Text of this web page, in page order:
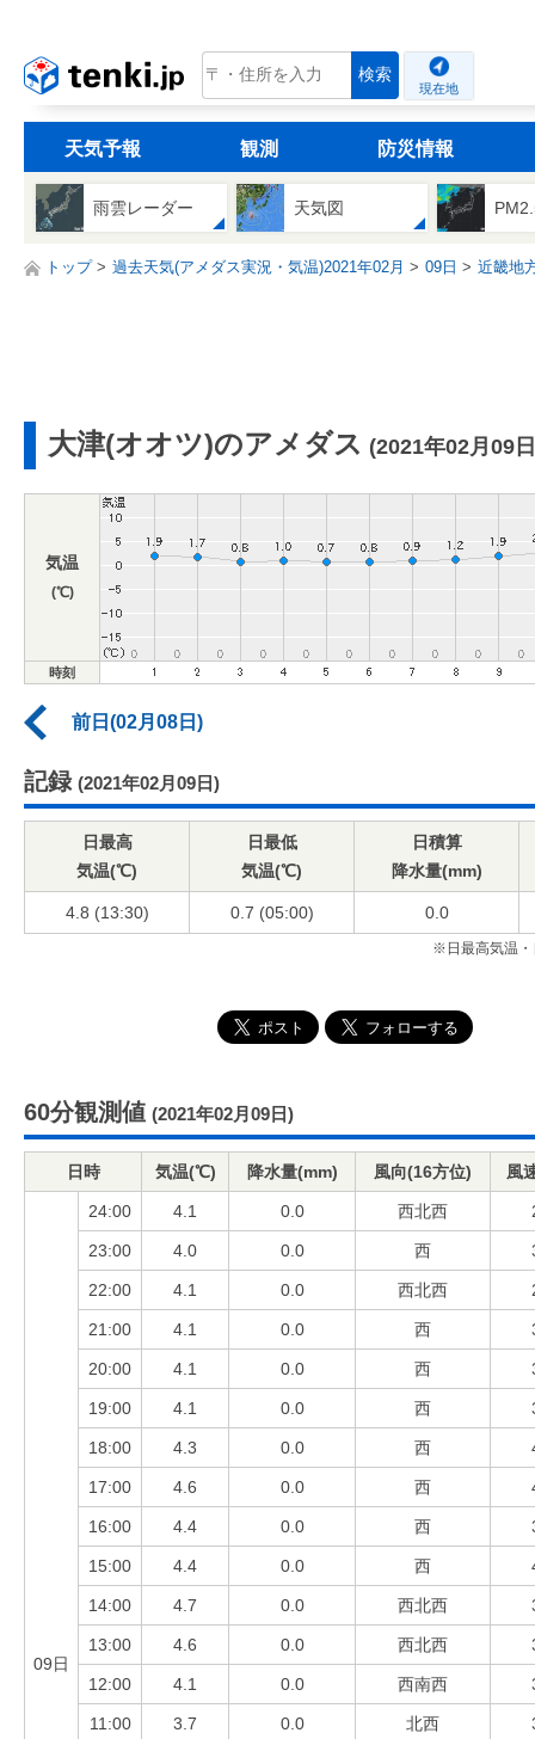
tenki.jp 検索
現在地
天気予報 観測 防災情報
雨雲レーダー 天気図
トップ 過去天気(アメダス実況・気温)2021年02月 09日 近畿地
大津(オオツ)のアメダス (2021年02月09
気温
(℃)
時刻
前日(02月08日)
記録 (2021年02月09日)
日最高
気温(℃)
日最低
気温(℃)
日積算
降水量(mm)
4.8 (13:30) 0.7 (05:00) 0.0
※日最高気温・
60分観測値 (2021年02月09日)
日時 気温(℃) 降水量(mm) 風向(16方位) 風
09日
24:00 4.1 0.0 西北西
23:00 4.0 0.0 西
22:00 4.1 0.0 西北西
21:00 4.1 0.0 西
20:00 4.1 0.0 西
19:00 4.1 0.0 西
18:00 4.3 0.0 西
17:00 4.6 0.0 西
16:00 4.4 0.0 西
15:00 4.4 0.0 西
14:00 4.7 0.0 西北西
13:00 4.6 0.0 西北西
12:00 4.1 0.0 西南西
11:00 3.7 0.0 北西